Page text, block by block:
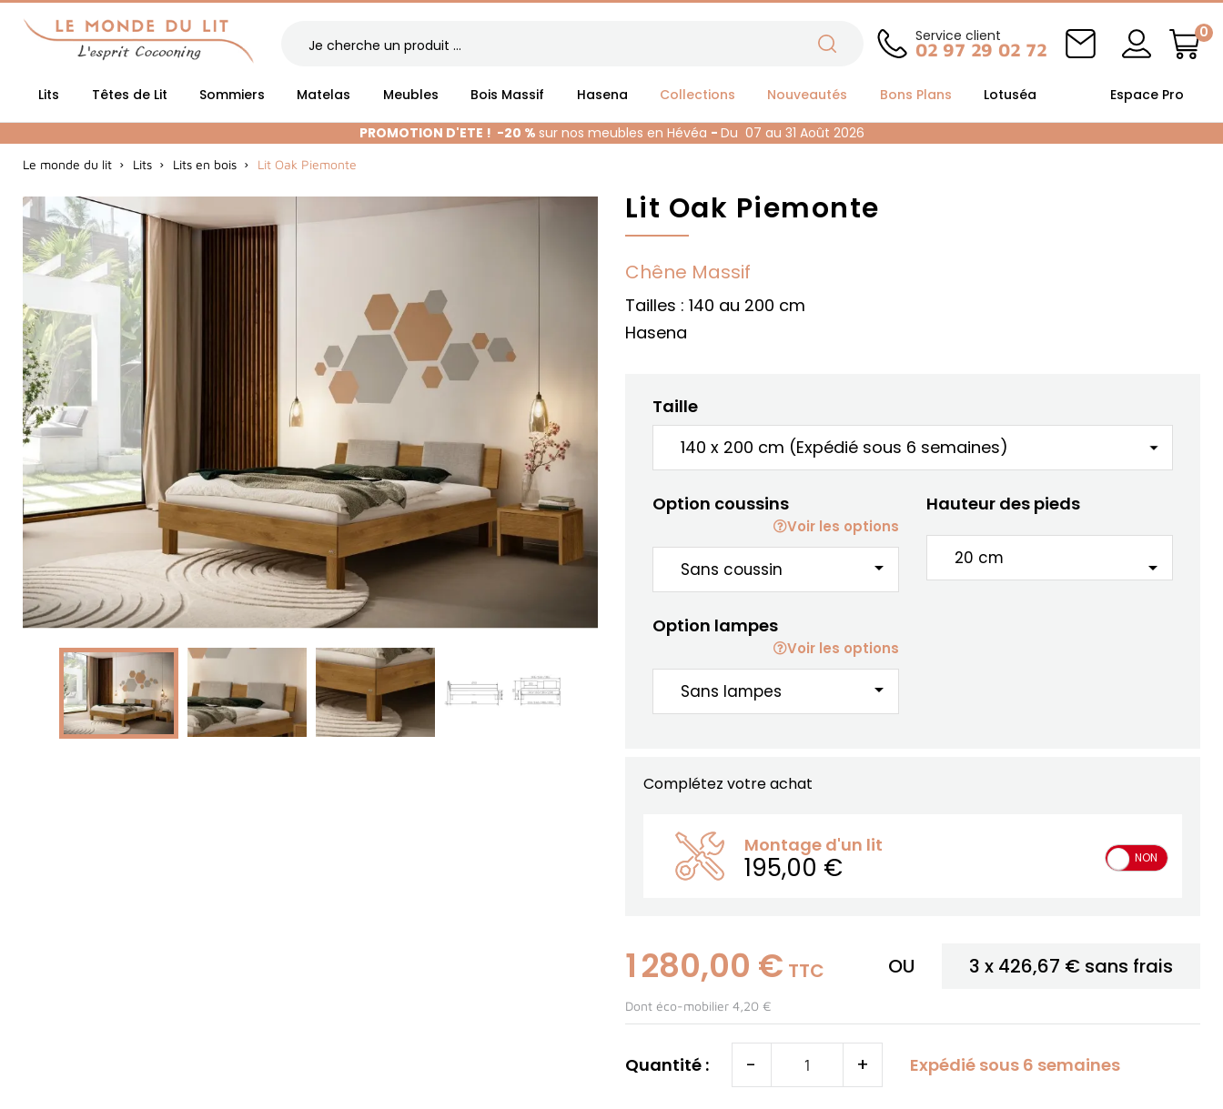
Service client
02 97 29 02 72
0
Lits Têtes de Lit Sommiers Matelas Meubles Bois Massif Hasena Collections Nouveautés Bons Plans Lotuséa Espace Pro
PROMOTION D'ETE ! -20 % sur nos meubles en Hévéa - Du 07 au 31 Août 2026
Le monde du lit Lits Lits en bois Lit Oak Piemonte
Lit Oak Piemonte
Chêne Massif
Tailles : 140 au 200 cm
Hasena
Taille
Option coussins
Voir les options
arrow_drop_down
Hauteur des pieds
arrow_drop_down
Option lampes
Voir les options
arrow_drop_down
Complétez votre achat
Montage d'un lit
195,00 € NON
1 280,00 € TTC OU 3 x 426,67 € sans frais
Dont éco-mobilier 4,20 €
Quantité : - + Expédié sous 6 semaines